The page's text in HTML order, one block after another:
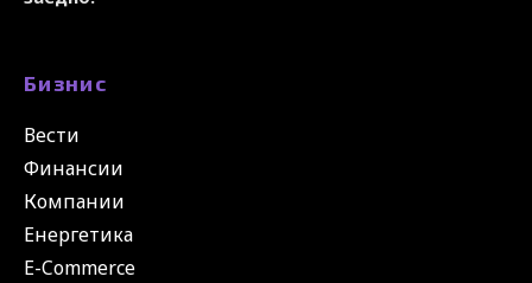
Бизнис
Вести
Финансии
Компании
Енергетика
E-Commerce